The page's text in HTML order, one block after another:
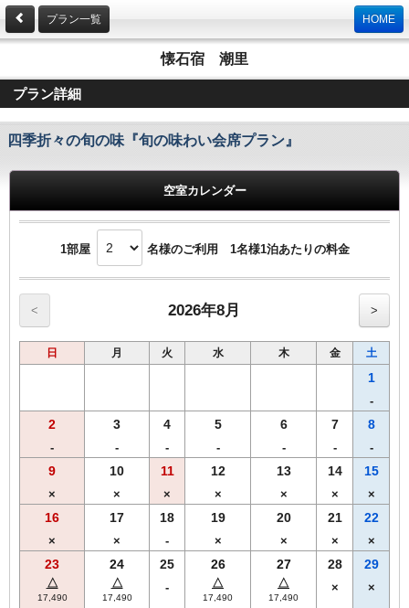
プラン一覧 HOME
懐石宿 潮里
プラン詳細
四季折々の旬の味『旬の味わい会席プラン』
空室カレンダー
1部屋 名様のご利用 1名様1泊あたりの料金
< 2026年8月 >
日 月 火 水 木 金 土
1
-
2
-
3
-
4
-
5
-
6
-
7
-
8
-
9
×
10
×
11
×
12
×
13
×
14
×
15
×
16
×
17
×
18
-
19
×
20
×
21
×
22
×
23
△
17,490
24
△
17,490
25
-
26
△
17,490
27
△
17,490
28
×
29
×